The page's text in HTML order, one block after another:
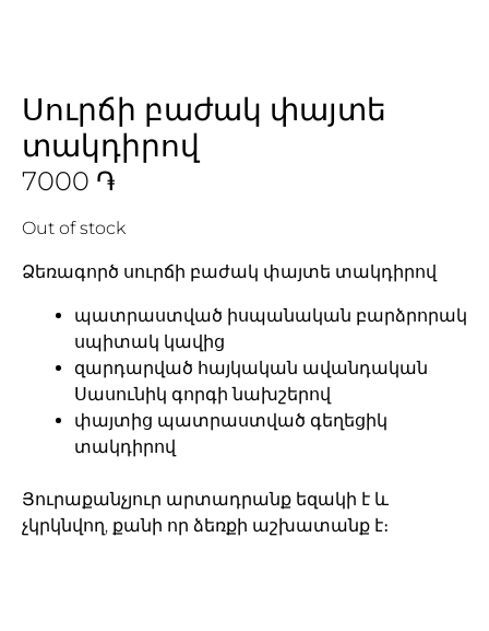
Սուրճի բաժակ փայտե
տակդիրով
7000 ֏
Out of stock
Ձեռագործ սուրճի բաժակ փայտե տակդիրով
պատրաստված իսպանական բարձրորակ
սպիտակ կավից
զարդարված հայկական ավանդական
Սասունիկ գորգի նախշերով
փայտից պատրաստված գեղեցիկ
տակդիրով
Յուրաքանչյուր արտադրանք եզակի է և
չկրկնվող, քանի որ ձեռքի աշխատանք է։